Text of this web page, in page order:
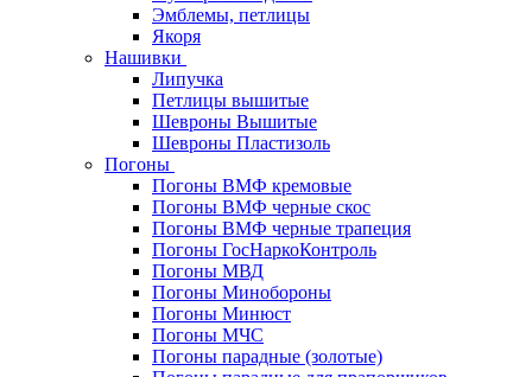
Эмблемы, петлицы
Якоря
Нашивки
Липучка
Петлицы вышитые
Шевроны Вышитые
Шевроны Пластизоль
Погоны
Погоны ВМФ кремовые
Погоны ВМФ черные скос
Погоны ВМФ черные трапеция
Погоны ГосНаркоКонтроль
Погоны МВД
Погоны Минобороны
Погоны Минюст
Погоны МЧС
Погоны парадные (золотые)